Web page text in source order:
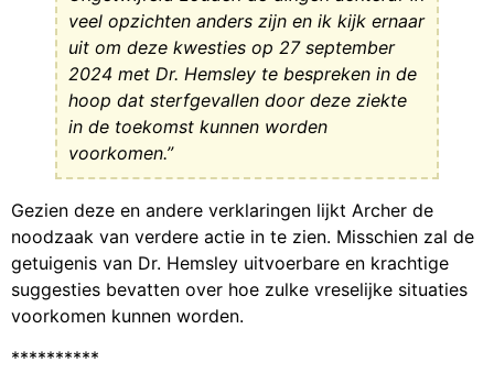
veel opzichten anders zijn en ik kijk ernaar
uit om deze kwesties op 27 september
2024 met Dr. Hemsley te bespreken in de
hoop dat sterfgevallen door deze ziekte
in de toekomst kunnen worden
voorkomen.”
Gezien deze en andere verklaringen lijkt Archer de
noodzaak van verdere actie in te zien. Misschien zal de
getuigenis van Dr. Hemsley uitvoerbare en krachtige
suggesties bevatten over hoe zulke vreselijke situaties
voorkomen kunnen worden.
**********